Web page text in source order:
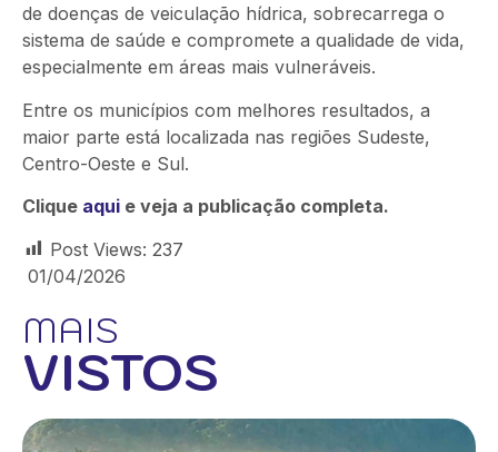
de doenças de veiculação hídrica, sobrecarrega o
sistema de saúde e compromete a qualidade de vida,
especialmente em áreas mais vulneráveis.
Entre os municípios com melhores resultados, a
maior parte está localizada nas regiões Sudeste,
Centro-Oeste e Sul.
Clique aqui e veja a publicação completa.
Post Views: 237
01/04/2026
MAIS
VISTOS